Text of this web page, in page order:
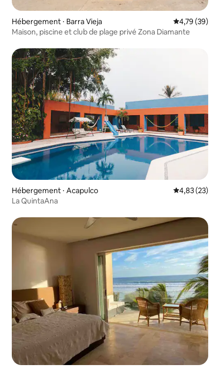
Hébergement ⋅ Barra Vieja Évaluation
4,79 (39)
Maison, piscine et club de plage privé Zona Diamante
Hébergement ⋅ Acapulco Évaluation
4,83 (23)
La QuintaAna